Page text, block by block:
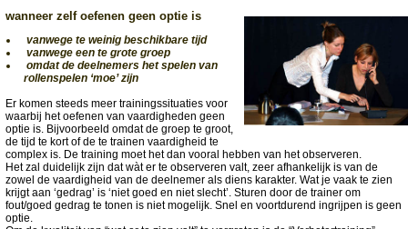
wanneer zelf oefenen geen optie is
vanwege te weinig beschikbare tijd
vanwege een te grote groep
omdat de deelnemers het spelen van
rollenspelen ‘moe’ zijn
Er komen steeds meer trainingssituaties voor
waarbij het oefenen van vaardigheden geen
optie is. Bijvoorbeeld omdat de groep te groot,
de tijd te kort of de te trainen vaardigheid te
complex is. De training moet het dan vooral hebben van het observeren.
Het zal duidelijk zijn dat wàt er te observeren valt, zeer afhankelijk is van de
zowel de vaardigheid van de deelnemer als diens karakter. Wat je vaak te zien
krijgt aan ‘gedrag’ is ‘niet goed en niet slecht’. Sturen door de trainer om
fout/goed gedrag te tonen is niet mogelijk. Snel en voortdurend ingrijpen is geen
optie.